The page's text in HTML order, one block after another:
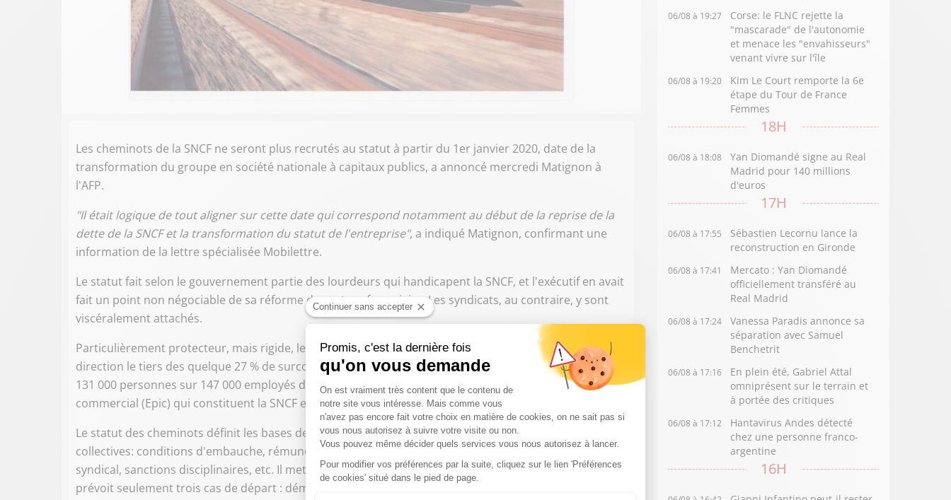
Les cheminots de la SNCF ne seront plus recrutés au statut à partir du 1er janvier 2020, date de la
transformation du groupe en société nationale à capitaux publics, a annoncé mercredi Matignon à
l'AFP.
"Il était logique de tout aligner sur cette date qui correspond notamment au début de la reprise de la
dette de la SNCF et la transformation du statut de l'entreprise", a indiqué Matignon, confirmant une
information de la lettre spécialisée Mobilettre.
Le statut fait selon le gouvernement partie des lourdeurs qui handicapent la SNCF, et l'exécutif en avait
fait un point non négociable de sa réforme du secteur ferroviaire. Les syndicats, au contraire, y sont
viscéralement attachés.
Particulièrement protecteur, mais rigide, le statut des cheminots représenterait selon les calculs de la
direction le tiers des quelque 27 % de surcoût par rapport à ses concurrents. Il concerne actuellement
131 000 personnes sur 147 000 employés des trois établissements publics à caractère industriel et
commercial (Epic) qui constituent la SNCF en France.
Le statut des cheminots définit les bases de leur contrat de travail et fixe l'essentiel des garanties
collectives: conditions d'embauche, rémunération, déroulement des carrières, mobilité, congés, droit
syndical, sanctions disciplinaires, etc. Il met les agents à l'abri d'un licenciement économique puisqu'il
prévoit seulement trois cas de départ : démission, retraite ou radiation. Il donne aussi droit à un
06/08 à 19:27
Corse: le FLNC rejette la
"mascarade" de l'autonomie
et menace les "envahisseurs"
venant vivre sur l'île
06/08 à 19:20
Kim Le Court remporte la 6e
étape du Tour de France
Femmes
18H
06/08 à 18:08
Yan Diomandé signe au Real
Madrid pour 140 millions
d'euros
17H
06/08 à 17:55
Sébastien Lecornu lance la
reconstruction en Gironde
06/08 à 17:41
Mercato : Yan Diomandé
officiellement transféré au
Real Madrid
06/08 à 17:24
Vanessa Paradis annonce sa
séparation avec Samuel
Benchetrit
06/08 à 17:16
En plein été, Gabriel Attal
omniprésent sur le terrain et
à portée des critiques
06/08 à 17:12
Hantavirus Andes détecté
chez une personne franco-
argentine
16H